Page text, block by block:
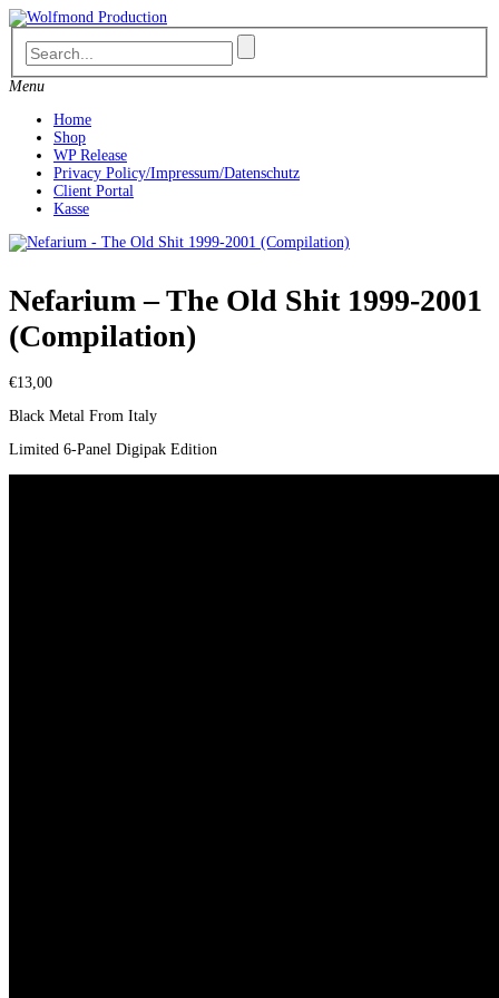
Skip
to
content
Menu
Home
Shop
WP Release
Privacy Policy/Impressum/Datenschutz
Client Portal
Kasse
Nefarium – The Old Shit 1999-2001
(Compilation)
€13,00
Black Metal From Italy
Limited 6-Panel Digipak Edition